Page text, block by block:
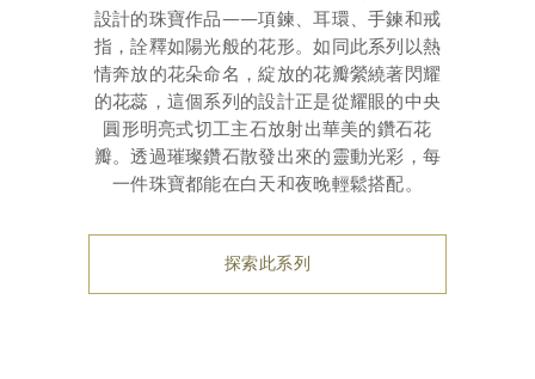
設計的珠寶作品——項鍊、耳環、手鍊和戒
指，詮釋如陽光般的花形。如同此系列以熱
情奔放的花朵命名，綻放的花瓣縈繞著閃耀
的花蕊，這個系列的設計正是從耀眼的中央
圓形明亮式切工主石放射出華美的鑽石花
瓣。透過璀璨鑽石散發出來的靈動光彩，每
一件珠寶都能在白天和夜晚輕鬆搭配。
探索此系列